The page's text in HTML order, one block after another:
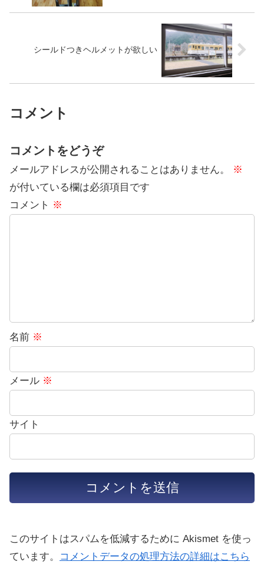
シールドつきヘルメットが欲しい
コメント
コメントをどうぞ
メールアドレスが公開されることはありません。
※
が付いている欄は必須項目です
コメント ※
名前 ※
メール ※
サイト
このサイトはスパムを低減するために Akismet を使っ
ています。
コメントデータの処理方法の詳細はこちら